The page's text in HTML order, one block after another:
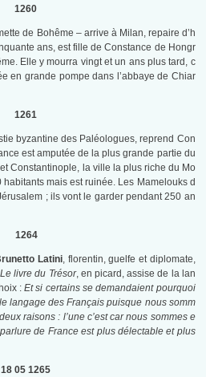
1260
de Bohême – arrive à Milan, repaire d’h
ans, est fille de Constance de Hongr
Elle y mourra vingt et un ans plus tard, c
en grande pompe dans l’abbaye de Chiar
byzantine des Paléologues, reprend Con
est amputée de la plus grande partie du
Constantinople, la ville la plus riche du Mo
mais est ruinée. Les Mamelouks d
; ils vont le garder pendant 250 an
1264
Latini, florentin, guelfe et diplomate,
Le livre du Trésor, en picard, assise de la lan
:Et si certains se demandaient pourquoi
langage des Français puisque nous somm
raisons : l’une c’est car nous sommes e
de France est plus délectable et plus
18 05 1265